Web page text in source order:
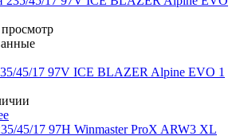
45/17 97V ICE BLAZER Alpine EVO 1